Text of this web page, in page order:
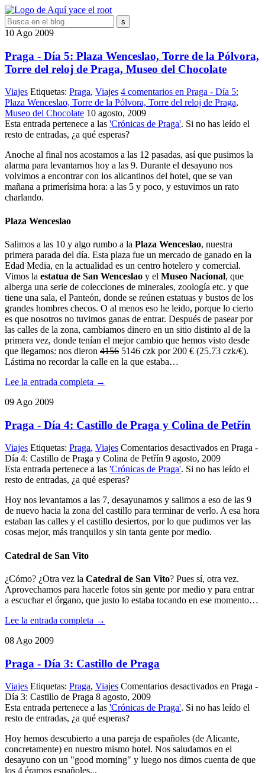
10 Ago 2009
Praga - Día 5: Plaza Wenceslao, Torre de la Pólvora,
Torre del reloj de Praga, Museo del Chocolate
Viajes Etiquetas: Praga, Viajes 4 comentarios en Praga - Día 5:
Plaza Wenceslao, Torre de la Pólvora, Torre del reloj de Praga,
Museo del Chocolate 10 agosto, 2009
Esta entrada pertenece a las 'Crónicas de Praga'. Si no has leído el
resto de entradas, ¿a qué esperas?
Anoche al final nos acostamos a las 12 pasadas, así que pusimos la
alarma para levantarnos hoy a las 9. Durante el desayuno nos
volvimos a encontrar con los alicantinos del hotel, que se van
mañana a primerísima hora: a las 5 y poco, y estuvimos un rato
charlando.
Plaza Wenceslao
Salimos a las 10 y algo rumbo a la Plaza Wenceslao, nuestra
primera parada del día. Esta plaza fue un mercado de ganado en la
Edad Media, en la actualidad es un centro hotelero y comercial.
Vimos la estatua de San Wenceslao y el Museo Nacional, que
alberga una serie de colecciones de minerales, zoología etc. y que
tiene una sala, el Panteón, donde se reúnen estatuas y bustos de los
grandes hombres checos. O al menos eso he leido, porque lo cierto
es que nosotros no tuvimos ganas de entrar. Después de pasear por
las calles de la zona, cambiamos dinero en un sitio distinto al de la
primera vez, donde tenían el mejor cambio que hemos visto desde
que llegamos: nos dieron 4156 5146 czk por 200 € (25.73 czk/€).
Lástima no recordar la calle en la que estaba…
Lee la entrada completa →
09 Ago 2009
Praga - Día 4: Castillo de Praga y Colina de Petřín
Viajes Etiquetas: Praga, Viajes Comentarios desactivados en Praga -
Día 4: Castillo de Praga y Colina de Petřín 9 agosto, 2009
Esta entrada pertenece a las 'Crónicas de Praga'. Si no has leído el
resto de entradas, ¿a qué esperas?
Hoy nos levantamos a las 7, desayunamos y salimos a eso de las 9
de nuevo hacia la zona del castillo para terminar de verlo. A esa hora
estaban las calles y el castillo desiertos, por lo que pudimos ver las
cosas mejor, más tranquilos y sin tanta gente por medio.
Catedral de San Vito
¿Cómo? ¿Otra vez la Catedral de San Vito? Pues sí, otra vez.
Aprovechamos para hacerle fotos sin gente por medio y para entrar
a escuchar el órgano, que justo lo estaba tocando en ese momento…
Lee la entrada completa →
08 Ago 2009
Praga - Día 3: Castillo de Praga
Viajes Etiquetas: Praga, Viajes Comentarios desactivados en Praga -
Día 3: Castillo de Praga 8 agosto, 2009
Esta entrada pertenece a las 'Crónicas de Praga'. Si no has leído el
resto de entradas, ¿a qué esperas?
Hoy hemos descubierto a una pareja de españoles (de Alicante,
concretamente) en nuestro mismo hotel. Nos saludamos en el
desayuno con un "good morning" y luego nos dimos cuenta de que
los 4 éramos españoles...